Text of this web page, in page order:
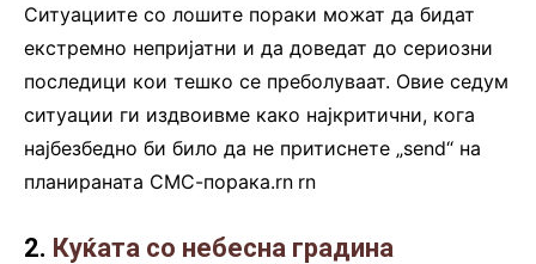
Ситуациите со лошите пораки можат да бидат
екстремно непријатни и да доведат до сериозни
последици кои тешко се преболуваат. Овие седум
ситуации ги издвоивме како најкритични, кога
најбезбедно би било да не притиснете „send“ на
планираната СМС-порака.rn rn
2. Куќата со небесна градина